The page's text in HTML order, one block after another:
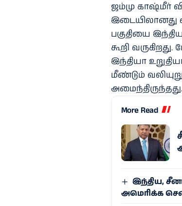
ஜம்மு காஷ்மீர்
இடையிலானது
பகுதியை
கூறி
இந்தியா
மீண்டும்
அமைந்திருந்தது.
More Read
இந்திய,
அமெரிக்க